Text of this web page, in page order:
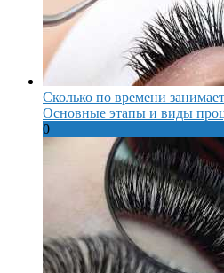
Сколько по времени
Основные этапы и виды
0